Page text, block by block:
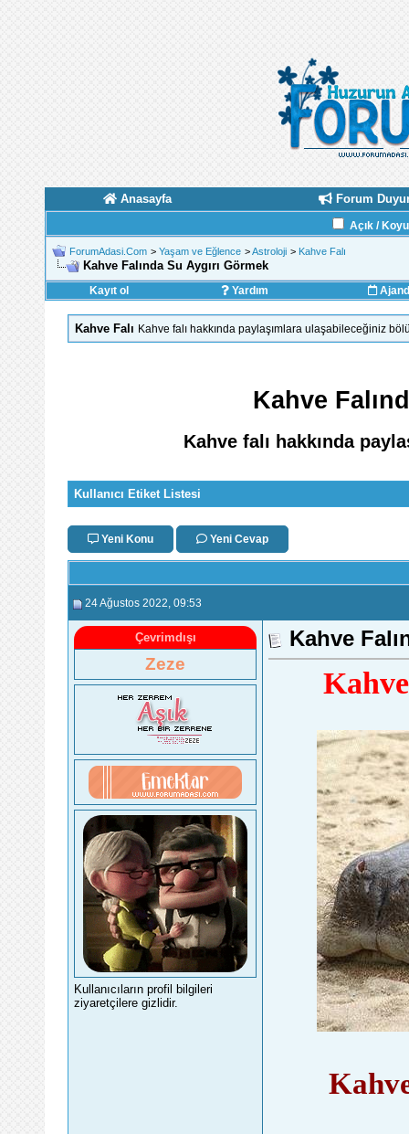
Anasayfa Forum
Açık /
ForumAdasi.Com > Yaşam ve Eğlence >Astroloji > Kahve Falı
Kahve Falında Su Aygırı Görmek
Kayıt ol Yardım
Kahve Falı Kahve falı hakkında paylaşımlara ulaşabileceğiniz
Kahve
Kahve falı hakkında
Kullanıcı Etiket Listesi
Yeni Konu Yeni Cevap
24 Ağustos 2022 , 09:53
Çevrimdışı
Zeze
Kullanıcıların profil bilgileri
ziyaretçilere gizlidir.
Kahve